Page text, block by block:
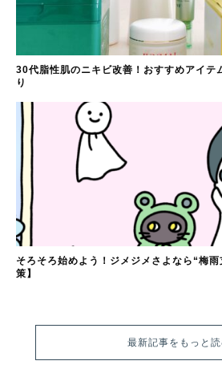
30代脂性肌のニキビ改善！おすすめアイテ
り
そろそろ始めよう！ジメジメさよなら“梅
策】
最新記事をもっと